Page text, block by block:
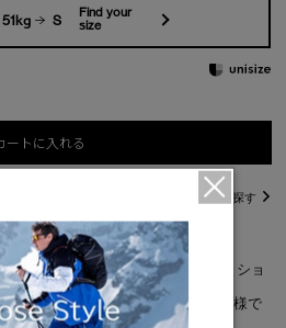
S
Find your
size
ートに入れる
直営店在庫を探す
る完全パッカブル仕様の＜カスロ ショ
を備え、裏地はすべてメッシュ仕様で